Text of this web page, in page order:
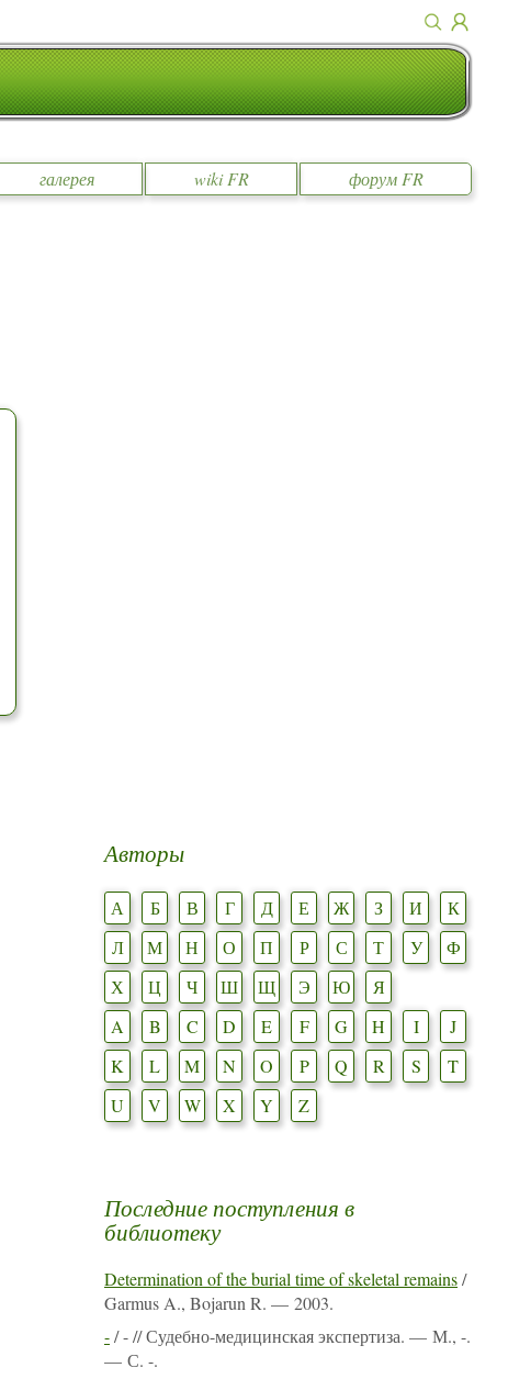
галерея wiki FR форум FR
Авторы
А Б В Г Д Е Ж З И
К
Л
М Н О П Р С Т У
Ф
Х
Ц Ч Ш Щ Э Ю
Я
A
B C D E F G H I
J
K
L M N O P Q R S
T
U
V W X Y Z
Последние поступления в
библиотеку
Determination of the burial time of skeletal remains/
Garmus A., Bojarun R. — 2003.
-/ - // Судебно-медицинская экспертиза. — М., -.
— С. -.